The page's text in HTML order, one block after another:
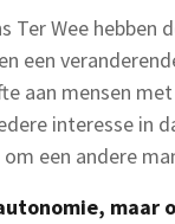
Ter Wee
een
aan mensen
interesse in
een andere
maar